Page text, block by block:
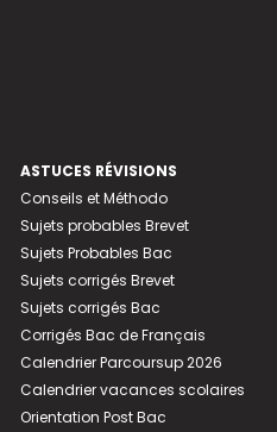
ASTUCES RÉVISIONS
Conseils et Méthodo
Sujets probables Brevet
Sujets Probables Bac
Sujets corrigés Brevet
Sujets corrigés Bac
Corrigés Bac de Français
Calendrier Parcoursup 2026
Calendrier vacances scolaires
Orientation Post Bac